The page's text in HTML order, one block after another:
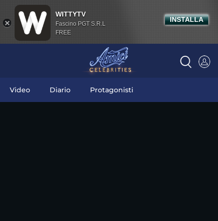
Video Diario Protagonisti
WITTYTV
Fascino PGT S.R.L
FREE
INSTALLA